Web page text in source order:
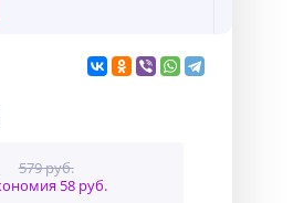
579 руб.
58 руб.